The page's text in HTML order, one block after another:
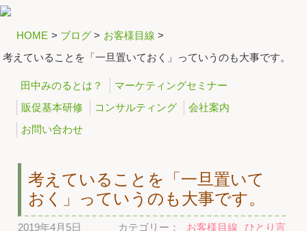
HOME > ブログ > お客様目線 >
考えていることを「一旦置いておく」っていうのも大事です。
田中みのるとは？
マーケティングセミナー
販促基本研修
コンサルティング
会社案内
お問い合わせ
考えていることを「一旦置いて
おく」っていうのも大事です。
2019年4月5日 カテゴリー： お客様目線
ひとり言